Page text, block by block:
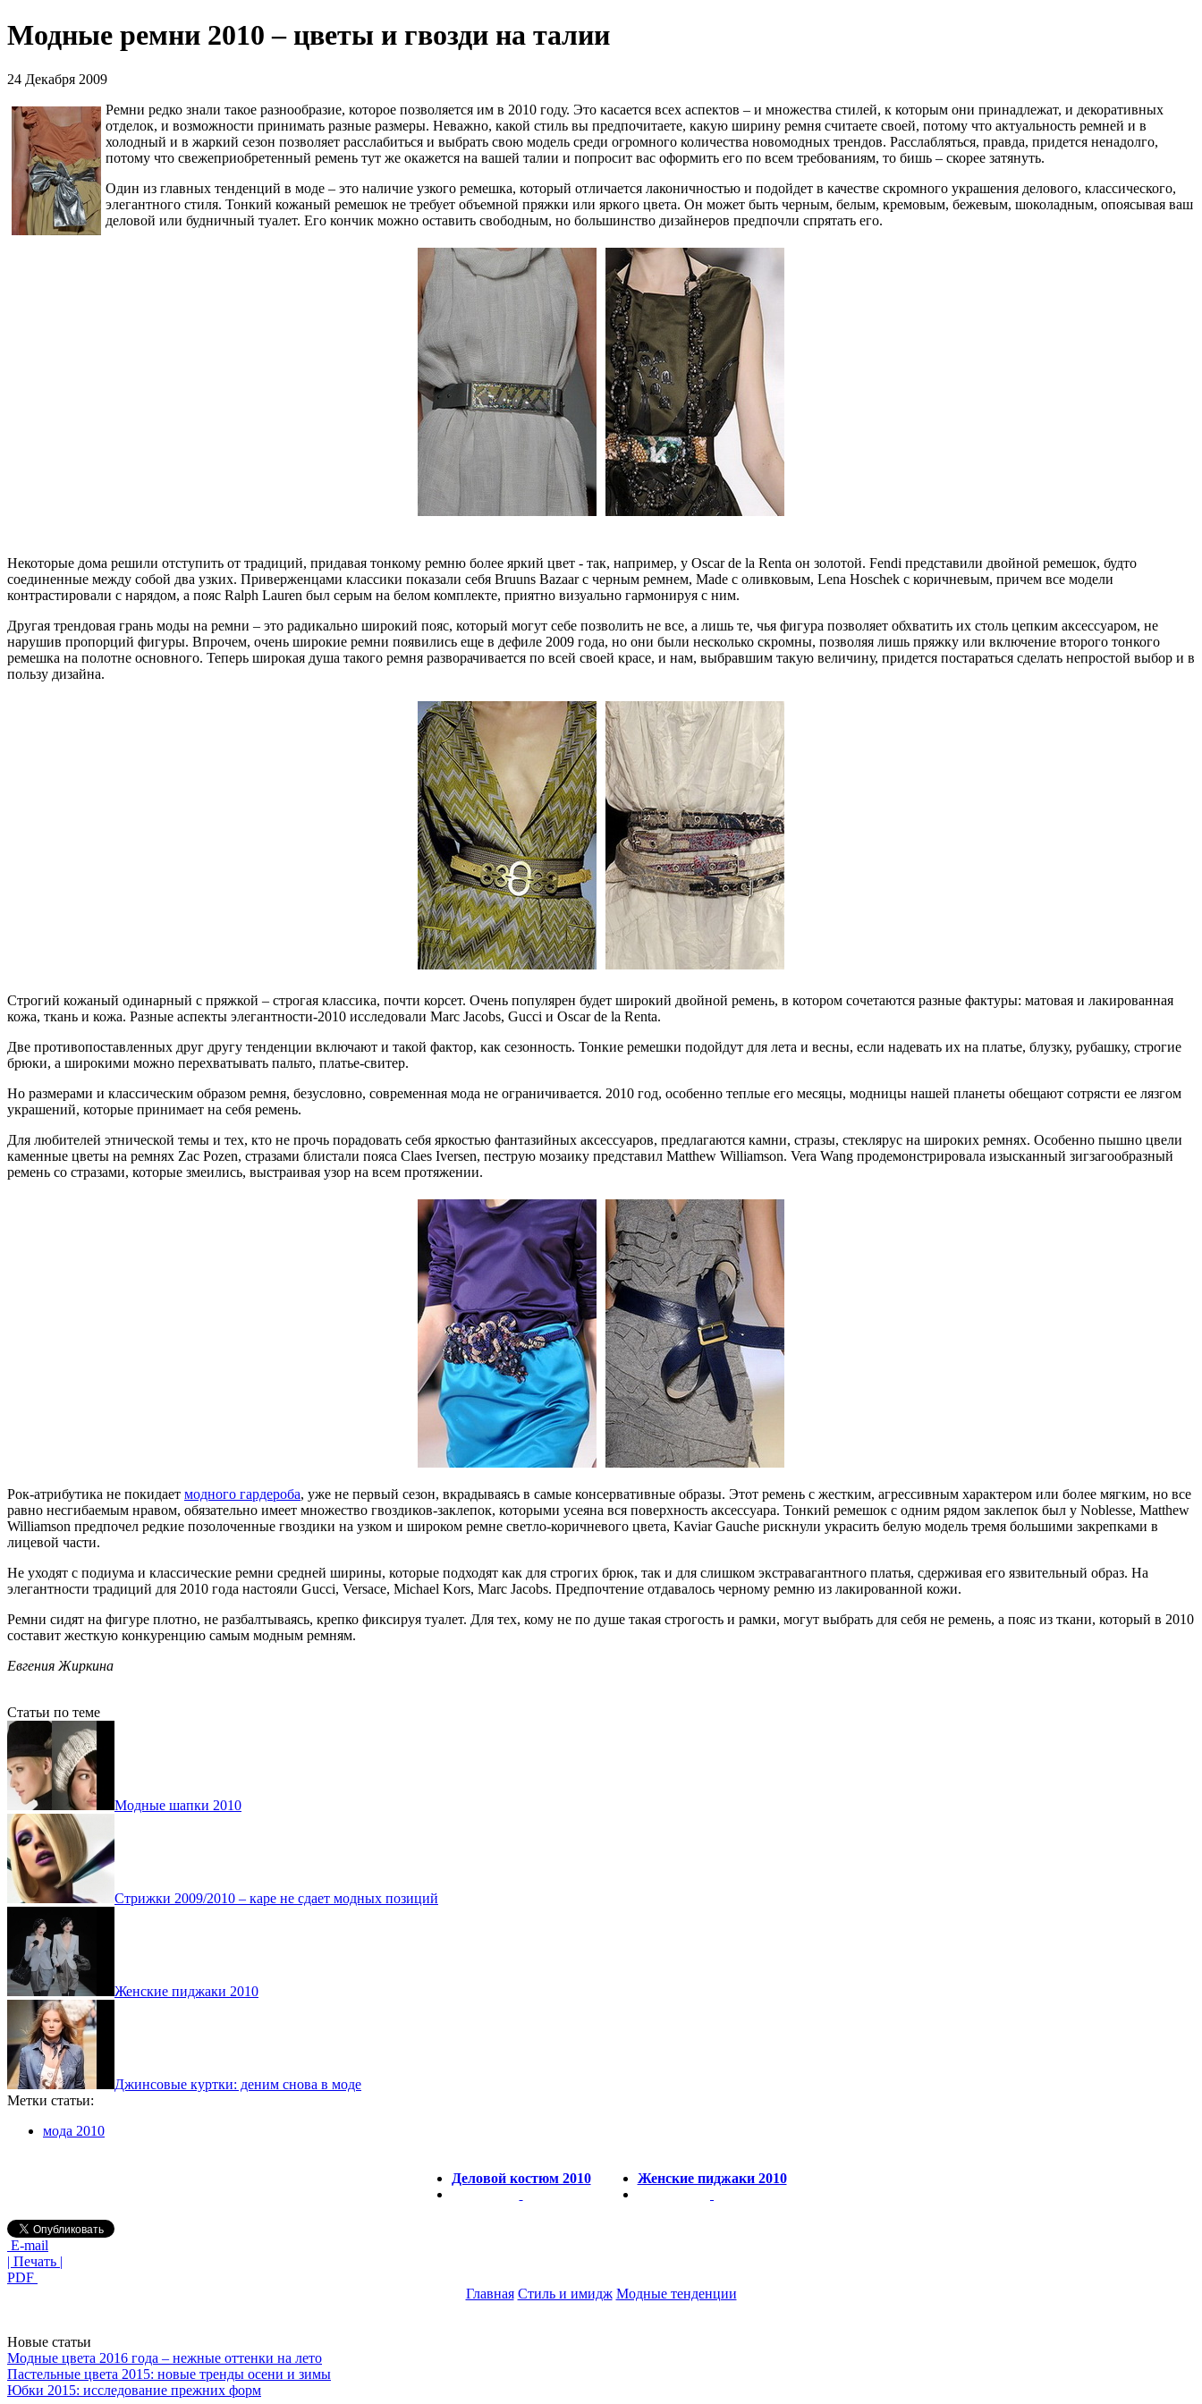
Модные ремни 2010 – цветы и гвозди на талии
24 Декабря 2009
Ремни редко знали такое разнообразие, которое позволяется им в 2010 году. Это касается всех аспектов – и множества стилей, к которым они принадлежат, и декоративных
отделок, и возможности принимать разные размеры. Неважно, какой стиль вы предпочитаете, какую ширину ремня считаете своей, потому что актуальность ремней и в
холодный и в жаркий сезон позволяет расслабиться и выбрать свою модель среди огромного количества новомодных трендов. Расслабляться, правда, придется ненадолго,
потому что свежеприобретенный ремень тут же окажется на вашей талии и попросит вас оформить его по всем требованиям, то бишь – скорее затянуть.
Один из главных тенденций в моде – это наличие узкого ремешка, который отличается лаконичностью и подойдет в качестве скромного украшения делового, классического,
элегантного стиля. Тонкий кожаный ремешок не требует объемной пряжки или яркого цвета. Он может быть черным, белым, кремовым, бежевым, шоколадным, опоясывая ваш
деловой или будничный туалет. Его кончик можно оставить свободным, но большинство дизайнеров предпочли спрятать его.
Некоторые дома решили отступить от традиций, придавая тонкому ремню более яркий цвет - так, например, у Oscar de la Renta он золотой. Fendi представили двойной ремешок, будто
соединенные между собой два узких. Приверженцами классики показали себя Bruuns Bazaar с черным ремнем, Made с оливковым, Lena Hoschek с коричневым, причем все модели
контрастировали с нарядом, а пояс Ralph Lauren был серым на белом комплекте, приятно визуально гармонируя с ним.
Другая трендовая грань моды на ремни – это радикально широкий пояс, который могут себе позволить не все, а лишь те, чья фигура позволяет обхватить их столь цепким аксессуаром, не
нарушив пропорций фигуры. Впрочем, очень широкие ремни появились еще в дефиле 2009 года, но они были несколько скромны, позволяя лишь пряжку или включение второго тонкого
ремешка на полотне основного. Теперь широкая душа такого ремня разворачивается по всей своей красе, и нам, выбравшим такую величину, придется постараться сделать непростой выбор и в
пользу дизайна.
Строгий кожаный одинарный с пряжкой – строгая классика, почти корсет. Очень популярен будет широкий двойной ремень, в котором сочетаются разные фактуры: матовая и лакированная
кожа, ткань и кожа. Разные аспекты элегантности-2010 исследовали Marc Jacobs, Gucci и Oscar de la Renta.
Две противопоставленных друг другу тенденции включают и такой фактор, как сезонность. Тонкие ремешки подойдут для лета и весны, если надевать их на платье, блузку, рубашку, строгие
брюки, а широкими можно перехватывать пальто, платье-свитер.
Но размерами и классическим образом ремня, безусловно, современная мода не ограничивается. 2010 год, особенно теплые его месяцы, модницы нашей планеты обещают сотрясти ее лязгом
украшений, которые принимает на себя ремень.
Для любителей этнической темы и тех, кто не прочь порадовать себя яркостью фантазийных аксессуаров, предлагаются камни, стразы, стеклярус на широких ремнях. Особенно пышно цвели
каменные цветы на ремнях Zac Pozen, стразами блистали пояса Claes Iversen, пеструю мозаику представил Matthew Williamson. Vera Wang продемонстрировала изысканный зигзагообразный
ремень со стразами, которые змеились, выстраивая узор на всем протяжении.
Рок-атрибутика не покидает модного гардероба, уже не первый сезон, вкрадываясь в самые консервативные образы. Этот ремень с жестким, агрессивным характером или более мягким, но все
равно несгибаемым нравом, обязательно имеет множество гвоздиков-заклепок, которыми усеяна вся поверхность аксессуара. Тонкий ремешок с одним рядом заклепок был у Noblesse, Matthew
Williamson предпочел редкие позолоченные гвоздики на узком и широком ремне светло-коричневого цвета, Kaviar Gauche рискнули украсить белую модель тремя большими закрепками в
лицевой части.
Не уходят с подиума и классические ремни средней ширины, которые подходят как для строгих брюк, так и для слишком экстравагантного платья, сдерживая его язвительный образ. На
элегантности традиций для 2010 года настояли Gucci, Versace, Michael Kors, Marc Jacobs. Предпочтение отдавалось черному ремню из лакированной кожи.
Ремни сидят на фигуре плотно, не разбалтываясь, крепко фиксируя туалет. Для тех, кому не по душе такая строгость и рамки, могут выбрать для себя не ремень, а пояс из ткани, который в 2010
составит жесткую конкуренцию самым модным ремням.
Евгения Жиркина
Статьи по теме
Модные шапки 2010
Стрижки 2009/2010 – каре не сдает модных позиций
Женские пиджаки 2010
Джинсовые куртки: деним снова в моде
Метки статьи:
мода 2010
Деловой костюм 2010 Женские пиджаки 2010
E-mail
| Печать |
PDF
Главная Стиль и имидж Модные тенденции
Новые статьи
Модные цвета 2016 года – нежные оттенки на лето
Пастельные цвета 2015: новые тренды осени и зимы
Юбки 2015: исследование прежних форм